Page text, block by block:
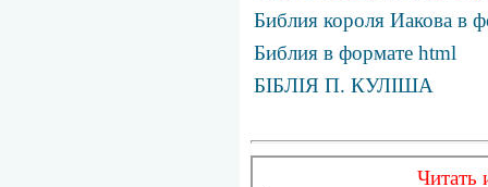
Библия короля Иакова в
Библия в формате html
БІБЛІЯ П. КУЛІША